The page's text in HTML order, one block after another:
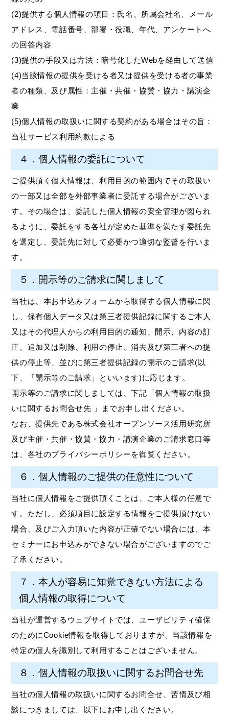
(2)提供する個人情報の項目：氏名、所属会社名、メール
アドレス、電話番号、部署・役職、年代、アンケートへ
の回答内容
(3)提供の手段又は方法：暗号化したWebを経由して送信
(4)当該情報の提供を受ける者又は提供を受ける者の事業
者の種類、及び属性：主催・共催・協賛・協力・講演企
業
(5)個人情報の取扱いに関する契約がある場合はその旨：
当社サービス利用約款による
４．個人情報の委託について
ご提供頂く個人情報は、利用目的の範囲内でその取扱い
の一部又は全部を外部事業者に委託する場合がございま
す。その場合は、委託した個人情報の安全管理が図られ
るように、委託をする各社が定めた基準を満たす委託先
を選定し、委託先に対して必要かつ適切な監督を行いま
す。
５．開示等のご請求に関しまして
当社は、本お申込みフォームから取得する個人情報に関
し、保有個人データ又は第三者提供記録に関するご本人
又はその代理人からの利用目的の通知、開示、内容の訂
正、追加又は削除、利用の停止、消去及び第三者への提
供の停止等、並びに第三者提供記録の開示のご請求(以
下、「開示等のご請求」といいます)に応じます。
開示等のご請求に関しましては、下記「個人情報の取扱
いに関するお問合せ先 」までお申し出ください。
なお、提供先である株式会社オープンソース活用研究所
及び主催・共催・協賛・協力・講演企業のご請求窓口等
は、各社のプライバシーポリシーを御覧ください。
６．個人情報のご提供の任意性について
当社に個人情報をご提供頂くことは、ご本人様の任意で
す。ただし、必須項目に設定する情報をご提供頂けない
場合、及びご入力頂いた内容が正確でない場合には、本
セミナーにお申込みができない場合がございますのでご
了承ください。
７．本人が容易に知覚できない方法による
個人情報の取得について
当社が運営するウェブサイトでは、ユーザビリティ確保
のためにCookie情報を取得しておりますが、当該情報を
特定の個人を識別して利用することはございません。
８．個人情報の取扱いに関するお問合せ先
当社の個人情報の取扱いに関するお問合せ、苦情及び相
談につきましては、以下にお申し出ください。